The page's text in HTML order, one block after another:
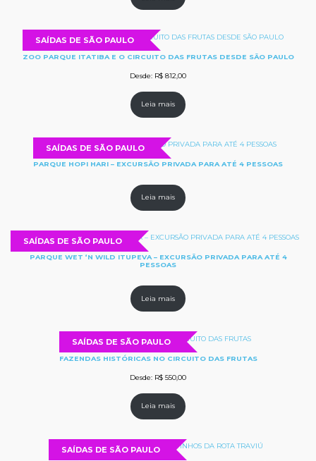
SAÍDAS DE SÃO PAULO
ZOO PARQUE ITATIBA E O CIRCUITO DAS FRUTAS DESDE SÃO PAULO
Desde: R$ 812,00
Leia mais
SAÍDAS DE SÃO PAULO
PARQUE HOPI HARI – EXCURSÃO PRIVADA PARA ATÉ 4 PESSOAS
Leia mais
SAÍDAS DE SÃO PAULO
PARQUE WET ‘N WILD ITUPEVA – EXCURSÃO PRIVADA PARA ATÉ 4
PESSOAS
Leia mais
SAÍDAS DE SÃO PAULO
FAZENDAS HISTÓRICAS NO CIRCUITO DAS FRUTAS
Desde: R$ 550,00
Leia mais
SAÍDAS DE SÃO PAULO